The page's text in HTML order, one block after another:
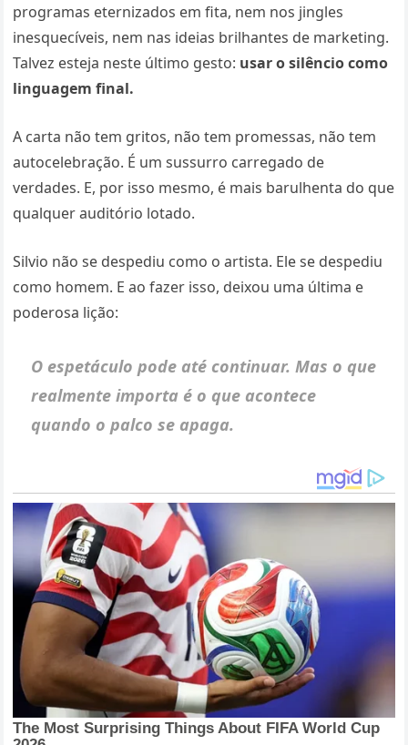
programas eternizados em fita, nem nos jingles
inesquecíveis, nem nas ideias brilhantes de marketing.
Talvez esteja neste último gesto: usar o silêncio como
linguagem final.
A carta não tem gritos, não tem promessas, não tem
autocelebração. É um sussurro carregado de
verdades. E, por isso mesmo, é mais barulhenta do que
qualquer auditório lotado.
Silvio não se despediu como o artista. Ele se despediu
como homem. E ao fazer isso, deixou uma última e
poderosa lição:
O espetáculo pode até continuar. Mas o que
realmente importa é o que acontece
quando o palco se apaga.